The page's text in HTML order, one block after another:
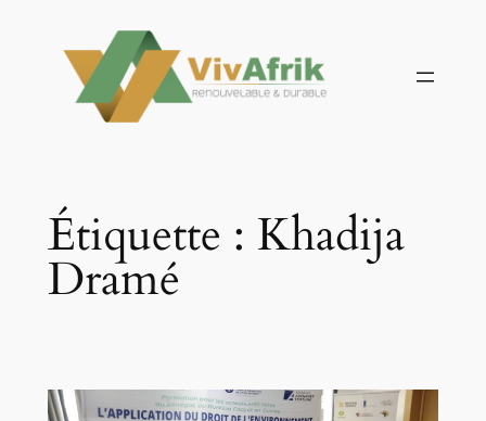
contenu
Étiquette : Khadija
Dramé